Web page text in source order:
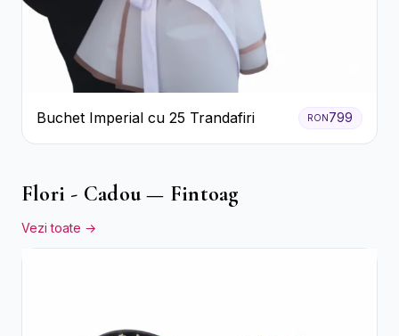
Buchet Imperial cu 25 Trandafiri RON799
Flori - Cadou — Fintoag
Vezi toate →